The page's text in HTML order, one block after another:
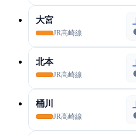
大宮
JR高崎線
北本
JR高崎線
桶川
JR高崎線